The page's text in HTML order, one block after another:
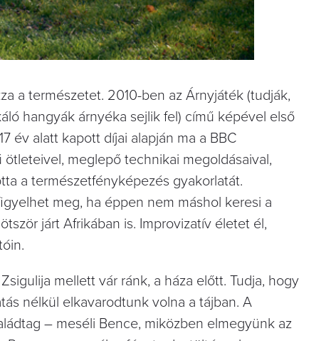
a természetet. 2010-ben az Árnyjáték (tudják,
hangyák árnyéka sejlik fel) című képével első
év alatt kapott díjai alapján ma a BBC
meglepő technikai megoldásaival,
a természetfényképezés gyakorlatát.
meg, ha éppen nem máshol keresi a
járt Afrikában is. Improvizatív életet él,
mellett vár ránk, a háza előtt. Tudja, hogy
nélkül elkavarodtunk volna a tájban. A
– meséli Bence, miközben elmegyünk az